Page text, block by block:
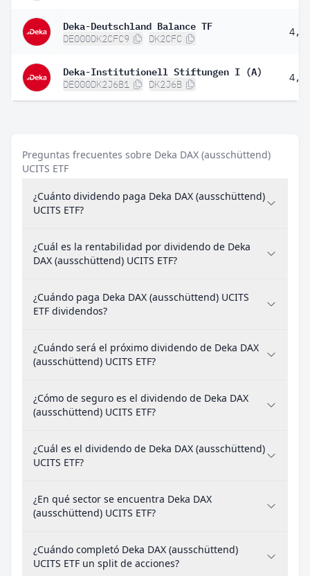
Deka-Deutschland Balance TF
DE000DK2CFC9 DK2CFC
Deka-Institutionell Stiftungen I (A)
DE000DK2J6B1 DK2J6B
Preguntas frecuentes sobre Deka DAX (ausschüttend)
UCITS ETF
¿Cuánto dividendo paga Deka DAX (ausschüttend)
UCITS ETF?
¿Cuál es la rentabilidad por dividendo de Deka
DAX (ausschüttend) UCITS ETF?
¿Cuándo paga Deka DAX (ausschüttend) UCITS
ETF dividendos?
¿Cuándo será el próximo dividendo de Deka DAX
(ausschüttend) UCITS ETF?
¿Cómo de seguro es el dividendo de Deka DAX
(ausschüttend) UCITS ETF?
¿Cuál es el dividendo de Deka DAX (ausschüttend)
UCITS ETF?
¿En qué sector se encuentra Deka DAX
(ausschüttend) UCITS ETF?
¿Cuándo completó Deka DAX (ausschüttend)
UCITS ETF un split de acciones?